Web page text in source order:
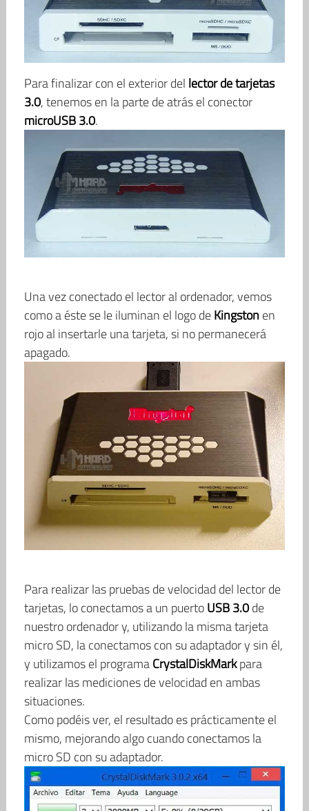
Para finalizar con el exterior del lector de tarjetas
3.0, tenemos en la parte de atrás el conector
microUSB 3.0.
Una vez conectado el lector al ordenador, vemos
como a éste se le iluminan el logo deKingstonen
rojo al insertarle una tarjeta, si no permanecerá
apagado.
Para realizar las pruebas de velocidad del lector de
tarjetas, lo conectamos a un puertoUSB 3.0de
nuestro ordenador y, utilizando la misma tarjeta
micro SD, la conectamos con su adaptador y sin él,
y utilizamos el programaCrystalDiskMarkpara
realizar las mediciones de velocidad en ambas
situaciones.
Como podéis ver, el resultado es prácticamente el
mismo, mejorando algo cuando conectamos la
micro SD con su adaptador.